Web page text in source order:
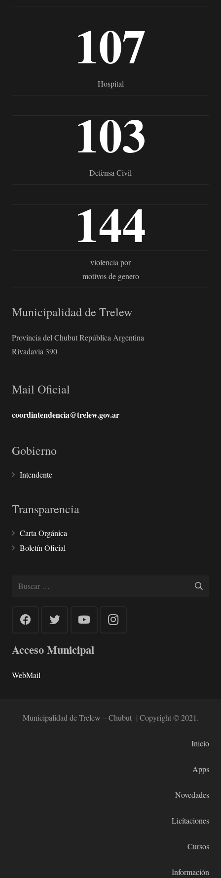
107
Hospital
103
Defensa Civil
144
violencia por
motivos de genero
Municipalidad de Trelew
Provincia del Chubut República Argentina
Rivadavia 390
Mail Oficial
coordintendencia@trelew.gov.ar
Gobierno
Intendente
Transparencia
Carta Orgánica
Boletín Oficial
Buscar:
Acceso Municipal
WebMail
Municipalidad de Trelew – Chubut | Copyright © 2021.
Inicio
Apps
Novedades
Licitaciones
Cursos
Información